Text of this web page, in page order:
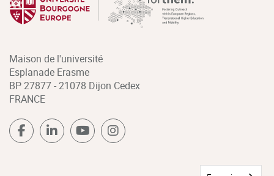
Maison de l'université
Esplanade Erasme
BP 27877 - 21078 Dijon Cedex
FRANCE